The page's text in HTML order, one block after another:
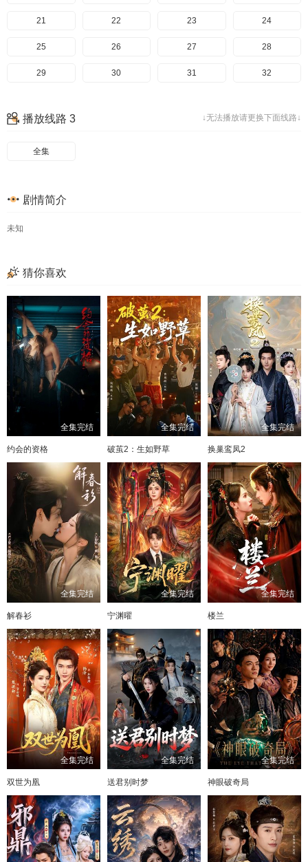
61 62 63 64
65 66 67 68
69 70 71 72
21 22 23 24
25 26 27 28
29 30 31 32
37
41
49
65 66 67 68
69 70 71 72
73
↓无法播放请更换下面线路↓
播放线路 3
全集
剧情简介
未知
猜你喜欢
全集完结
约会的资格
全集完结
破茧2：生如野草
全集完结
换巢鸾凤2
全集完结
解春衫
全集完结
宁渊曜
全集完结
楼兰
全集完结
双世为凰
全集完结
送君别时梦
全集完结
神眼破奇局